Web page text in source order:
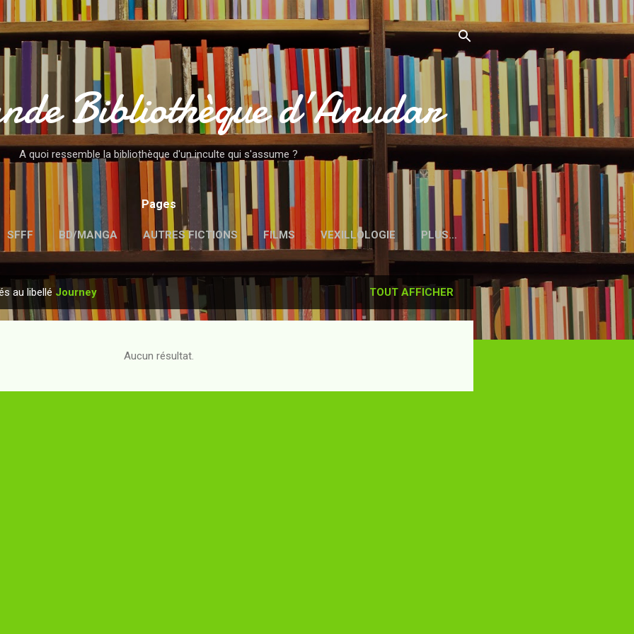
Accéder au contenu principal
Bibliothèque d’Anudar
A quoi ressemble la bibliothèque d'un inculte qui s'assume ?
Pages
SFFF BD/MANGA AUTRES FICTIONS FILMS VEXILLOLOGIE PLUS…
MENTIONS LÉGALES
au libellé Journey TOUT AFFICHER
Aucun résultat.